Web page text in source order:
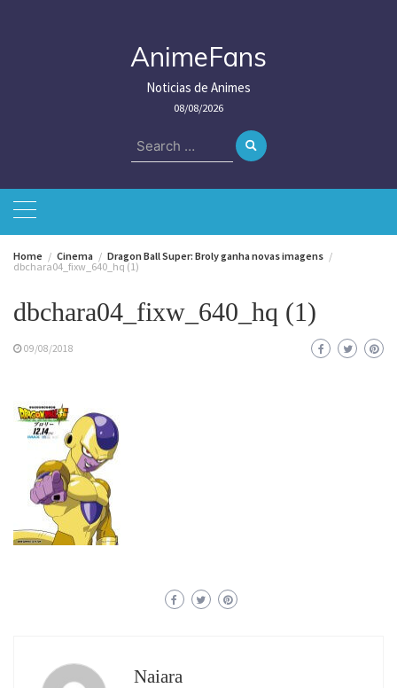
AnimeFans
Noticias de Animes
08/08/2026
Search
for:
Home Cinema
Dragon Ball Super: Broly ganha novas imagens
dbchara04_fixw_640_hq (1)
dbchara04_fixw_640_hq (1)
09/08/2018
Naiara